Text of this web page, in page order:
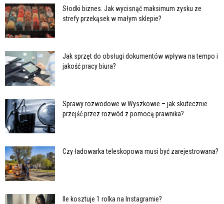
Słodki biznes. Jak wycisnąć maksimum zysku ze
strefy przekąsek w małym sklepie?
Jak sprzęt do obsługi dokumentów wpływa na tempo i
jakość pracy biura?
Sprawy rozwodowe w Wyszkowie – jak skutecznie
przejść przez rozwód z pomocą prawnika?
Czy ładowarka teleskopowa musi być zarejestrowana?
Ile kosztuje 1 rolka na Instagramie?